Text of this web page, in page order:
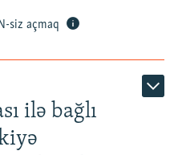
siz açmaq
ilə bağlı